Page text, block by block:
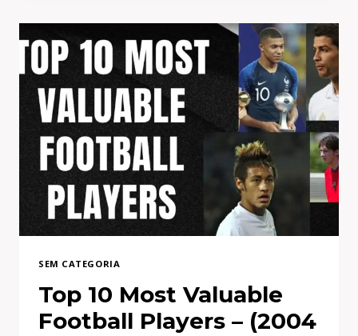
JOGO
DIRETO
DO
ESTÁDIO
COPA
DO
MUNDO!
SEM CATEGORIA
Top 10 Most Valuable
Football Players – (2004